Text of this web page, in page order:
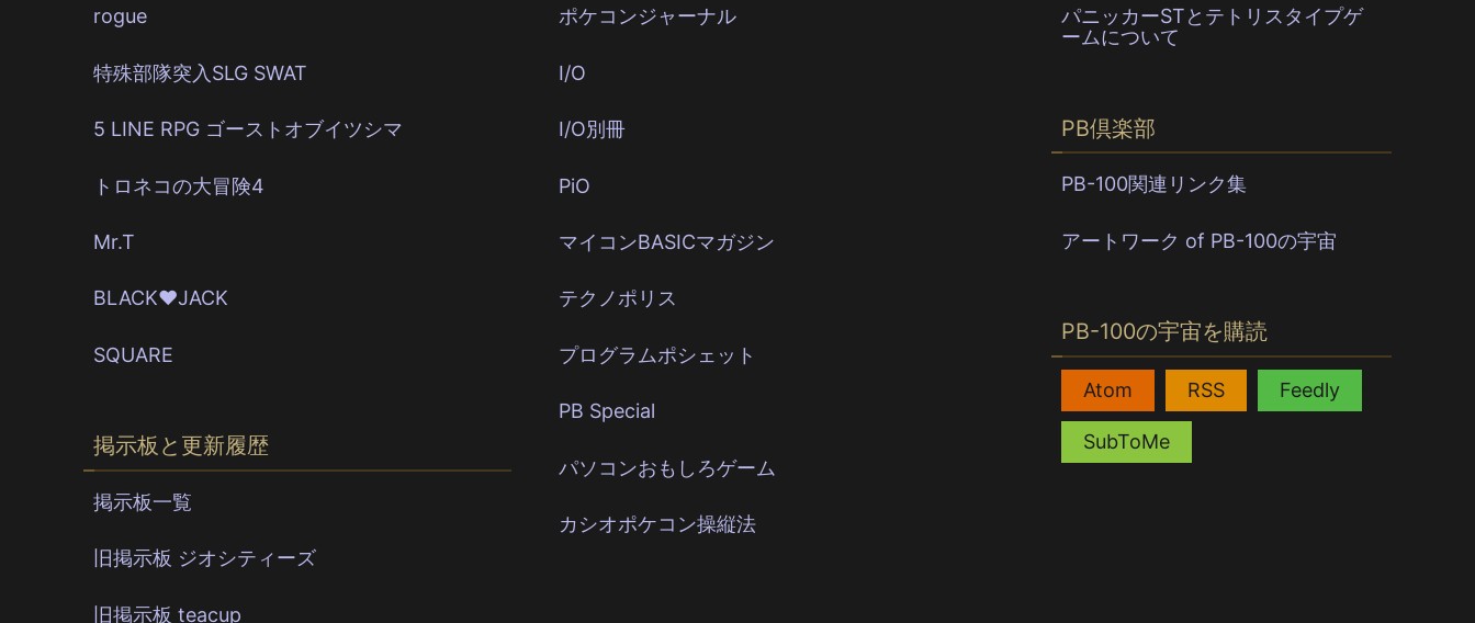
rogue
特殊部隊突入SLG SWAT
5 LINE RPG ゴーストオブイツシマ
トロネコの大冒険4
Mr.T
BLACK♥JACK
SQUARE
掲示板と更新履歴
掲示板一覧
旧掲示板 ジオシティーズ
旧掲示板 teacup
ポケコンジャーナル
I/O
I/O別冊
PiO
マイコンBASICマガジン
テクノポリス
プログラムポシェット
PB Special
パソコンおもしろゲーム
カシオポケコン操縦法
パニッカーSTとテトリスタイプゲ
ームについて
PB倶楽部
PB-100関連リンク集
アートワーク of PB-100の宇宙
PB-100の宇宙を購読
Atom RSS Feedly
SubToMe